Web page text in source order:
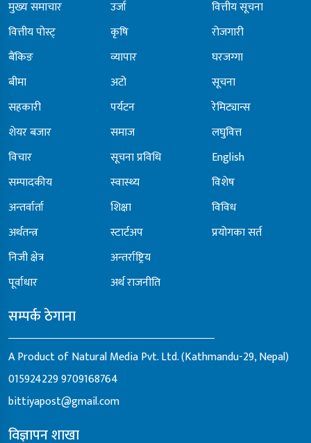
मुख्य समाचार
वित्तीय पोस्ट्
बैंकिङ
बीमा
सहकारी
शेयर बजार
विचार
सम्पादकीय
अन्तर्वार्ता
अर्थतन्त्र
निजी क्षेत्र
पूर्वाधार
उर्जा
कृषि
व्यापार
अटो
पर्यटन
समाज
सूचना प्रविधि
स्वास्थ्य
शिक्षा
स्टार्टअप
अन्तर्राष्ट्रिय
अर्थ राजनीति
वित्तीय सूचना
रोजगारी
घरजग्गा
सूचना
रेमिट्यान्स
लघुवित्त
English
विशेष
विविध
प्रयोगका सर्त
सम्पर्क ठेगाना
A Product of Natural Media Pvt. Ltd. (Kathmandu-29, Nepal)
0159242299709168764
bittiyapost@gmail.com
विज्ञापन शाखा